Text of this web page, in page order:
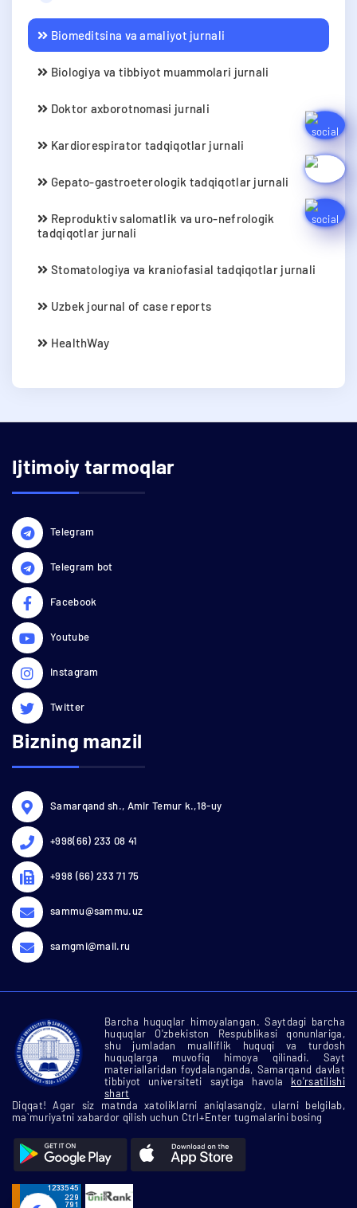
Biomeditsina va amaliyot jurnali
Biologiya va tibbiyot muammolari jurnali
Doktor axborotnomasi jurnali
Kardiorespirator tadqiqotlar jurnali
Gepato-gastroeterologik tadqiqotlar jurnali
Reproduktiv salomatlik va uro-nefrologik
tadqiqotlar jurnali
Stomatologiya va kraniofasial tadqiqotlar jurnali
Uzbek journal of case reports
HealthWay
Ijtimoiy tarmoqlar
Telegram
Telegram bot
Facebook
Youtube
Instagram
Twitter
Bizning manzil
Samarqand sh., Amir Temur k.,18-uy
+998(66) 233 08 41
+998 (66) 233 71 75
sammu@sammu.uz
samgmi@mail.ru
Barcha huquqlar himoyalangan. Saytdagi barcha
huquqlar O'zbekiston Respublikasi qonunlariga,
shu jumladan mualliflik huquqi va turdosh
huquqlarga muvofiq himoya qilinadi. Sayt
materiallaridan foydalanganda, Samarqand davlat
tibbiyot universiteti saytiga havola ko'rsatilishi
shart
Diqqat! Agar siz matnda xatoliklarni aniqlasangiz, ularni belgilab,
ma`muriyatni xabardor qilish uchun Ctrl+Enter tugmalarini bosing